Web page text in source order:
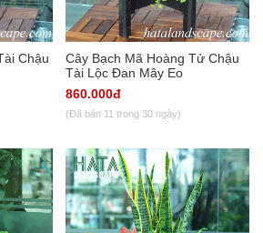
Chậu
Cây Bạch Mã Hoàng Tử Chậu
Tài Lộc Đan Mây Eo
860.000đ
(Đã bán 11 trong 30 ngày)